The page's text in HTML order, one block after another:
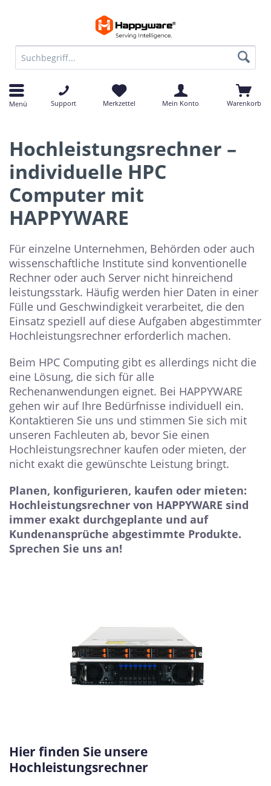
Menü Support Merkzettel Mein Konto Warenkorb
Hochleistungsrechner –
individuelle HPC
Computer mit
HAPPYWARE
Für einzelne Unternehmen, Behörden oder auch
wissenschaftliche Institute sind konventionelle
Rechner oder auch Server nicht hinreichend
leistungsstark. Häufig werden hier Daten in einer
Fülle und Geschwindigkeit verarbeitet, die den
Einsatz speziell auf diese Aufgaben abgestimmter
Hochleistungsrechner erforderlich machen.
Beim HPC Computing gibt es allerdings nicht die
eine Lösung, die sich für alle
Rechenanwendungen eignet. Bei HAPPYWARE
gehen wir auf Ihre Bedürfnisse individuell ein.
Kontaktieren Sie uns und stimmen Sie sich mit
unseren Fachleuten ab, bevor Sie einen
Hochleistungsrechner kaufen oder mieten, der
nicht exakt die gewünschte Leistung bringt.
Planen, konfigurieren, kaufen oder mieten:
Hochleistungsrechner von HAPPYWARE sind
immer exakt durchgeplante und auf
Kundenansprüche abgestimmte Produkte.
Sprechen Sie uns an!
Hier finden Sie unsere
Hochleistungsrechner